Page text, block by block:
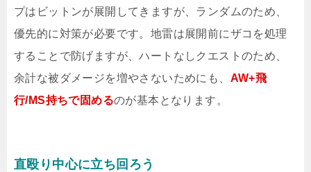
プはビットンが展開してきますが、ランダムのため、
優先的に対策が必要です。地雷は展開前にザコを処理
することで防げますが、ハートなしクエストのため、
余計な被ダメージを増やさないためにも、 AW+飛
行/MS持ちで固めるのが基本となります。
直殴り中心に立ち回ろう